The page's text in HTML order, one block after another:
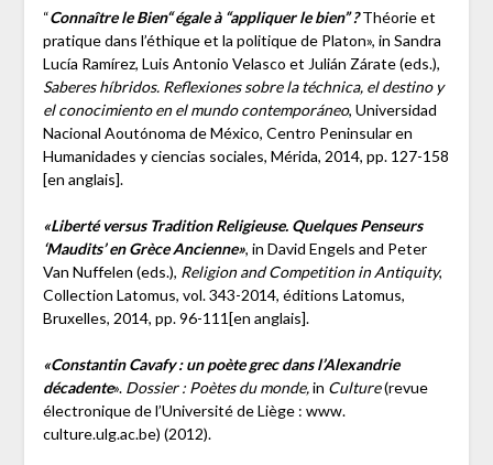
“Connaître le Bien“ égale à “appliquer le bien” ?Théorie et
pratique dans l’éthique et la politique de Platon», in Sandra
Lucía Ramírez, Luis Antonio Velasco et Julián Zárate (eds.),
Saberes híbridos. Reflexiones sobre la téchnica, el destino y
el conocimiento en el mundo contemporáneo, Universidad
Nacional Aoutónoma de México, Centro Peninsular en
Humanidades y ciencias sociales, Mérida, 2014, pp. 127-158
[en anglais].
«Liberté versus Tradition Religieuse. Quelques Penseurs
‘Maudits’ en Grèce Ancienne», in David Engels and Peter
Van Nuffelen (eds.), Religion and Competition in Antiquity,
Collection Latomus, vol. 343-2014, éditions Latomus,
Bruxelles, 2014, pp. 96-111[en anglais].
«Constantin Cavafy : un poète grec dans l’Alexandrie
décadente».Dossier : Poètes du monde,in Culture(revue
électronique de l’Université de Liège : www.
culture.ulg.ac.be) (2012).